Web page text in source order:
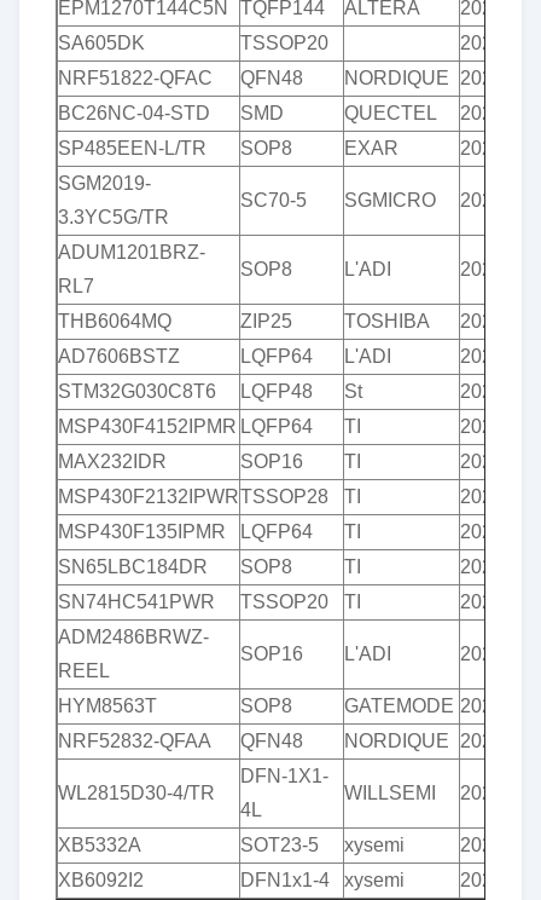
Laisser un message
Nous vous rappellerons bientôt!
EPM1270T144C5N
TQFP144 ALTERA
2020+
SA605DK
TSSOP20
2020+
NRF51822-QFAC
QFN48 NORDIQUE
2021+
BC26NC-04-STD
SMD QUECTEL
2020+
SP485EEN-L/TR
SOP8 EXAR
2020+
SGM2019-
3.3YC5G/TR
SC70-5 SGMICRO 2020+
ADUM1201BRZ-
RL7
SOP8 L'ADI 2020+
THB6064MQ ZIP25 TOSHIBA
2020+
AD7606BSTZ
LQFP64 L'ADI
2020+
STM32G030C8T6
LQFP48 St
2021+
MSP430F4152IPMR LQFP64 TI
2020+
MAX232IDR
SOP16 TI
2020+
MSP430F2132IPWRTSSOP28 TI
2020+
MSP430F135IPMR
LQFP64 TI
2021+
SN65LBC184DR
SOP8 TI
2020+
SN74HC541PWR
TSSOP20 TI
2021+
ADM2486BRWZ-
REEL
SOP16 L'ADI 2020+
HYM8563T SOP8 GATEMODE 2020+
NRF52832-QFAA
QFN48 NORDIQUE 2021+
WL2815D30-4/TR
DFN-1X1-
4L
WILLSEMI 2020+
XB5332A SOT23-5 xysemi
2020+
XB6092I2
DFN1x1-4 xysemi 2020+